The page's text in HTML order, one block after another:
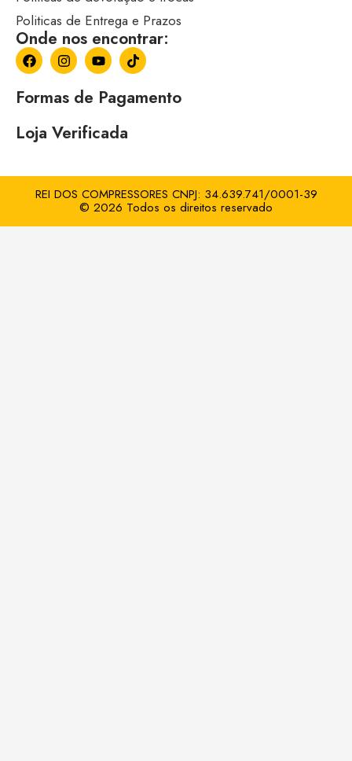
Politicas de Entrega e Prazos
Onde nos encontrar:
Formas de Pagamento
Loja Verificada
REI DOS COMPRESSORES CNPJ: 34.639.741/0001-39
© 2026 Todos os direitos reservado